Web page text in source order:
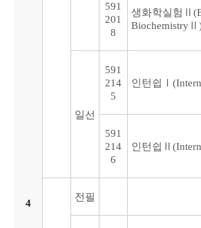
4
591
201
8
생화학실험
일선
591
214
5
인턴쉽
591
214
6
인턴쉽
전필